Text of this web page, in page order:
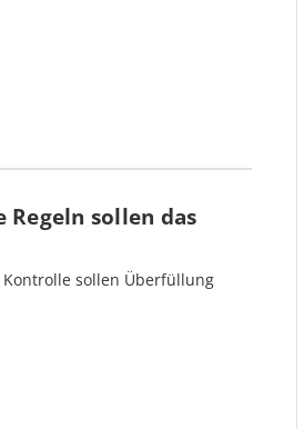
Regeln sollen das
Kontrolle sollen Überfüllung